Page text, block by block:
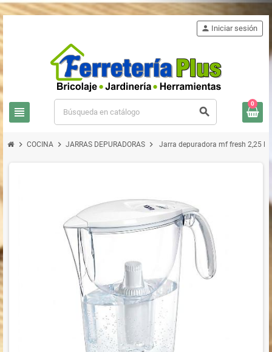
view_headline search
person Iniciar sesión
0
chevron_right COCINA chevron_right JARRAS DEPURADORAS chevron_right Jarra depuradora mf fresh 2,25 l